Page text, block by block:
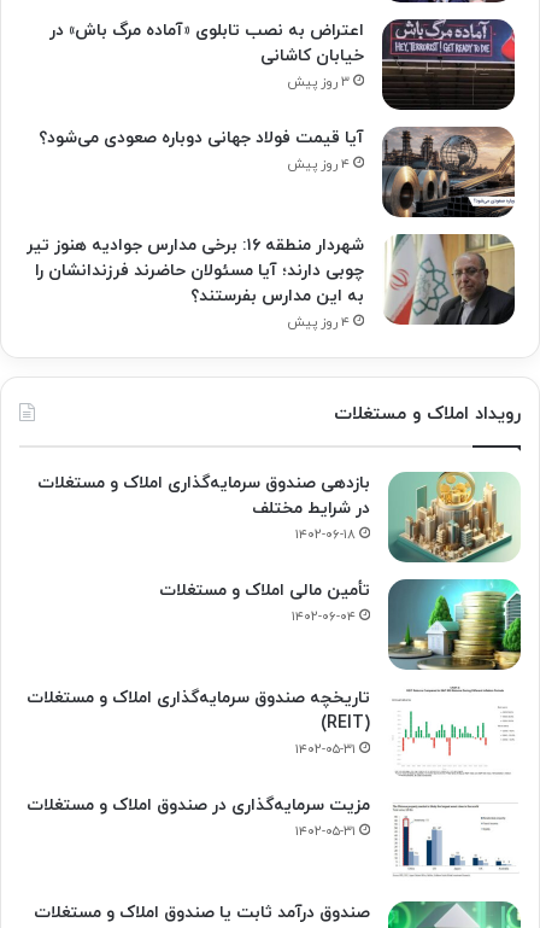
اعتراض به نصب تابلوی «آماده مرگ باش» در
خیابان کاشانی
۳ روز پیش
آیا قیمت فولاد جهانی دوباره صعودی می‌شود؟
۴ روز پیش
شهردار منطقه ۱۶: برخی مدارس جوادیه هنوز تیر
چوبی دارند؛ آیا مسئولان حاضرند فرزندانشان را
به این مدارس بفرستند؟
۴ روز پیش
رویداد املاک و مستغلات
بازدهی صندوق سرمایه‌گذاری املاک و مستغلات
در شرایط مختلف
۱۴۰۲-۰۶-۱۸
تأمین مالی املاک و مستغلات
۱۴۰۲-۰۶-۰۴
تاریخچه صندوق سرمایه‌گذاری املاک و مستغلات
(REIT)
۱۴۰۲-۰۵-۳۱
مزیت سرمایه‌گذاری در صندوق املاک و مستغلات
۱۴۰۲-۰۵-۳۱
صندوق درآمد ثابت یا صندوق املاک و مستغلات